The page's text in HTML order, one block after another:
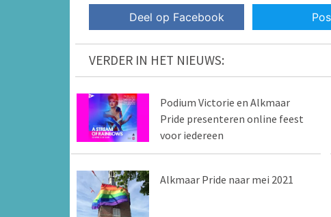
Deel op Facebook
VERDER IN HET NIEUWS:
Podium Victorie en Alkmaar
Pride presenteren online feest
voor iedereen
Alkmaar Pride naar mei 2021